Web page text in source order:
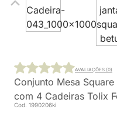
Conjunto Mesa
com 4 Cadeiras Tolix
Cod. 1990206ki
AVALIAÇÕES (0)